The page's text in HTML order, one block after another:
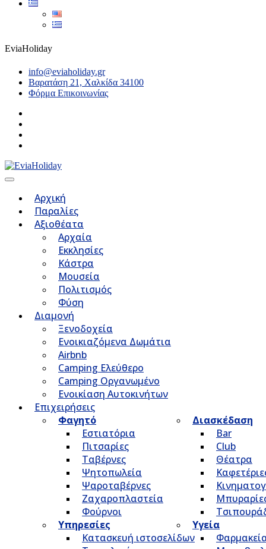
EviaHoliday
info@eviaholiday.gr
Βαρατάση 21, Χαλκίδα 34100
Φόρμα Επικοινωνίας
Αρχική
Παραλίες
Αξιοθέατα
Αρχαία
Εκκλησίες
Κάστρα
Μουσεία
Πολιτισμός
Φύση
Διαμονή
Ξενοδοχεία
Ενοικιαζόμενα Δωμάτια
Airbnb
Camping Ελεύθερο
Camping Οργανωμένο
Ενοικίαση Αυτοκινήτων
Επιχειρήσεις
Φαγητό
Εστιατόρια
Πιτσαρίες
Ταβέρνες
Ψητοπωλεία
Ψαροταβέρνες
Ζαχαροπλαστεία
Φούρνοι
Διασκέδαση
Bar
Club
Θέατρα
Υπηρεσίες
Κατασκευή ιστοσελίδων
Υγεία